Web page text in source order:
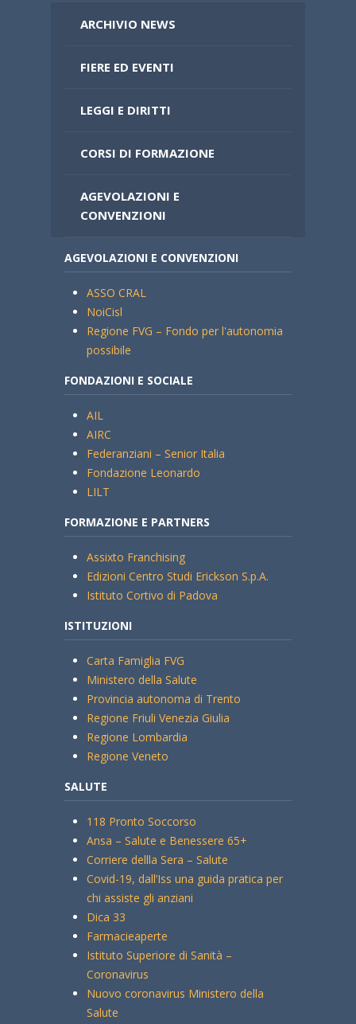
ARCHIVIO NEWS
FIERE ED EVENTI
LEGGI E DIRITTI
CORSI DI FORMAZIONE
AGEVOLAZIONI E
CONVENZIONI
AGEVOLAZIONI E CONVENZIONI
ASSO CRAL
NoiCisl
Regione FVG – Fondo per l'autonomia
possibile
FONDAZIONI E SOCIALE
AIL
AIRC
Federanziani – Senior Italia
Fondazione Leonardo
LILT
FORMAZIONE E PARTNERS
Assixto Franchising
Edizioni Centro Studi Erickson S.p.A.
Istituto Cortivo di Padova
ISTITUZIONI
Carta Famiglia FVG
Ministero della Salute
Provincia autonoma di Trento
Regione Friuli Venezia Giulia
Regione Lombardia
Regione Veneto
SALUTE
118 Pronto Soccorso
Ansa – Salute e Benessere 65+
Corriere dellla Sera – Salute
Covid-19, dall’Iss una guida pratica per
chi assiste gli anziani
Dica 33
Farmacieaperte
Istituto Superiore di Sanità –
Coronavirus
Nuovo coronavirus Ministero della
Salute